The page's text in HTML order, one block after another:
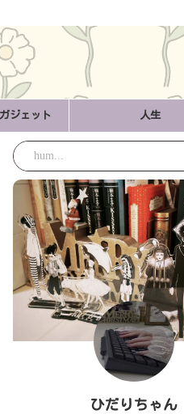
ジェット 人生
ひだりちゃん